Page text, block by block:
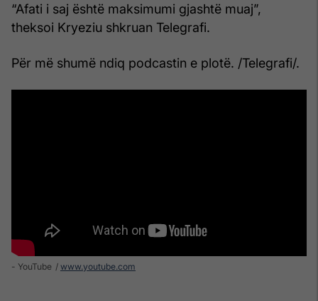
“Afati i saj është maksimumi gjashtë muaj”,
theksoi Kryeziu shkruan Telegrafi.
Për më shumë ndiq podcastin e plotë. /Telegrafi/.
- YouTube www.youtube.com